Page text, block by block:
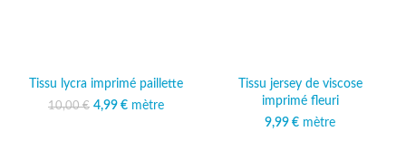
Tissu lycra imprimé paillette
10,00€ Le prix initial était :
4,99 €
Le prix
mètre
Tissu jersey de viscose
imprimé fleuri
9,99 € mètre